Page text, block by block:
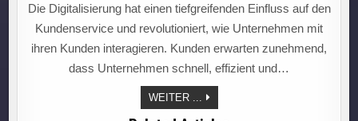
Die Digitalisierung hat einen tiefgreifenden Einfluss auf den
Kundenservice und revolutioniert, wie Unternehmen mit
ihren Kunden interagieren. Kunden erwarten zunehmend,
dass Unternehmen schnell, effizient und…
WEITER ...
KUNDENSERVICE
2.0:
DIGITALISIERUNG